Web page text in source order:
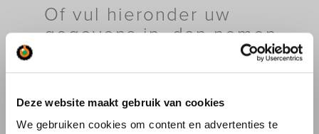
Deze website maakt gebruik van cookies
We gebruiken cookies om content en advertenties te
Of vul hieronder uw
gegevens in, dan nemen
wij contact met u op.
Ik wil informatie over: